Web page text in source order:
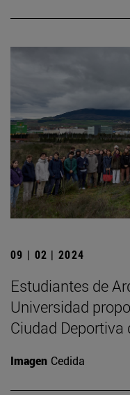
09 | 02 | 2024
Estudiantes de
Universidad
Ciudad Deportiva
Imagen Cedida